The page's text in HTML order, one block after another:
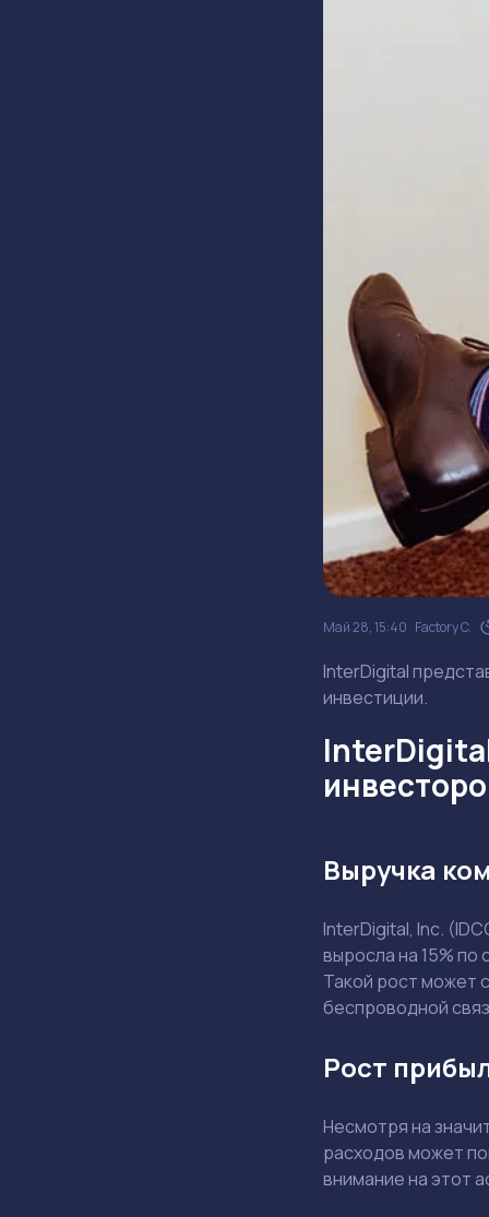
Май 28, 15:40 Factory C.
InterDigital
инвестиции.
Выручка
InterDigital, Inc.
выросла на 15%
Такой рост может
беспроводной
Рост
Несмотря на
расходов может
внимание на этот